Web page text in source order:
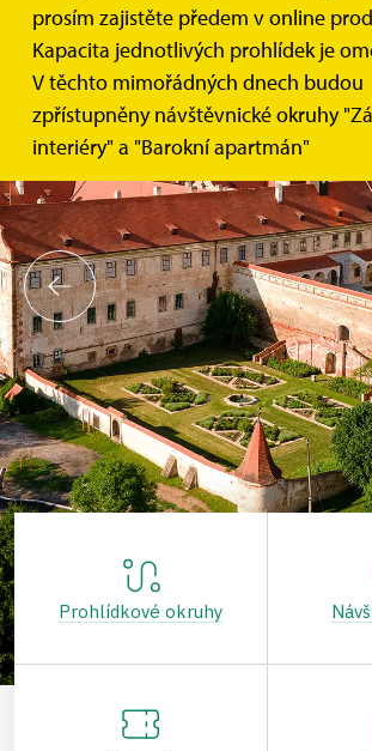
prosím zajistěte předem v online
Kapacita jednotlivých prohlídek je
V těchto mimořádných dnech budou
zpřístupněny návštěvnické okruhy
interiéry" a "Barokní apartmán"
Prohlídkové okruhy